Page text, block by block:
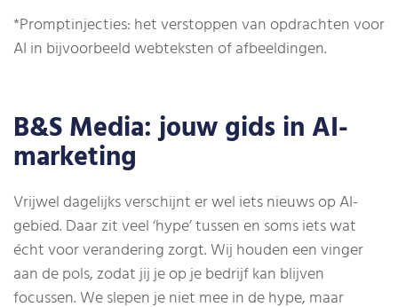
*Promptinjecties: het verstoppen van opdrachten voor
AI in bijvoorbeeld webteksten of afbeeldingen.
B&S Media: jouw gids in AI-
marketing
Vrijwel dagelijks verschijnt er wel iets nieuws op AI-
gebied. Daar zit veel ‘hype’ tussen en soms iets wat
écht voor verandering zorgt. Wij houden een vinger
aan de pols, zodat jij je op je bedrijf kan blijven
focussen. We slepen je niet mee in de hype, maar